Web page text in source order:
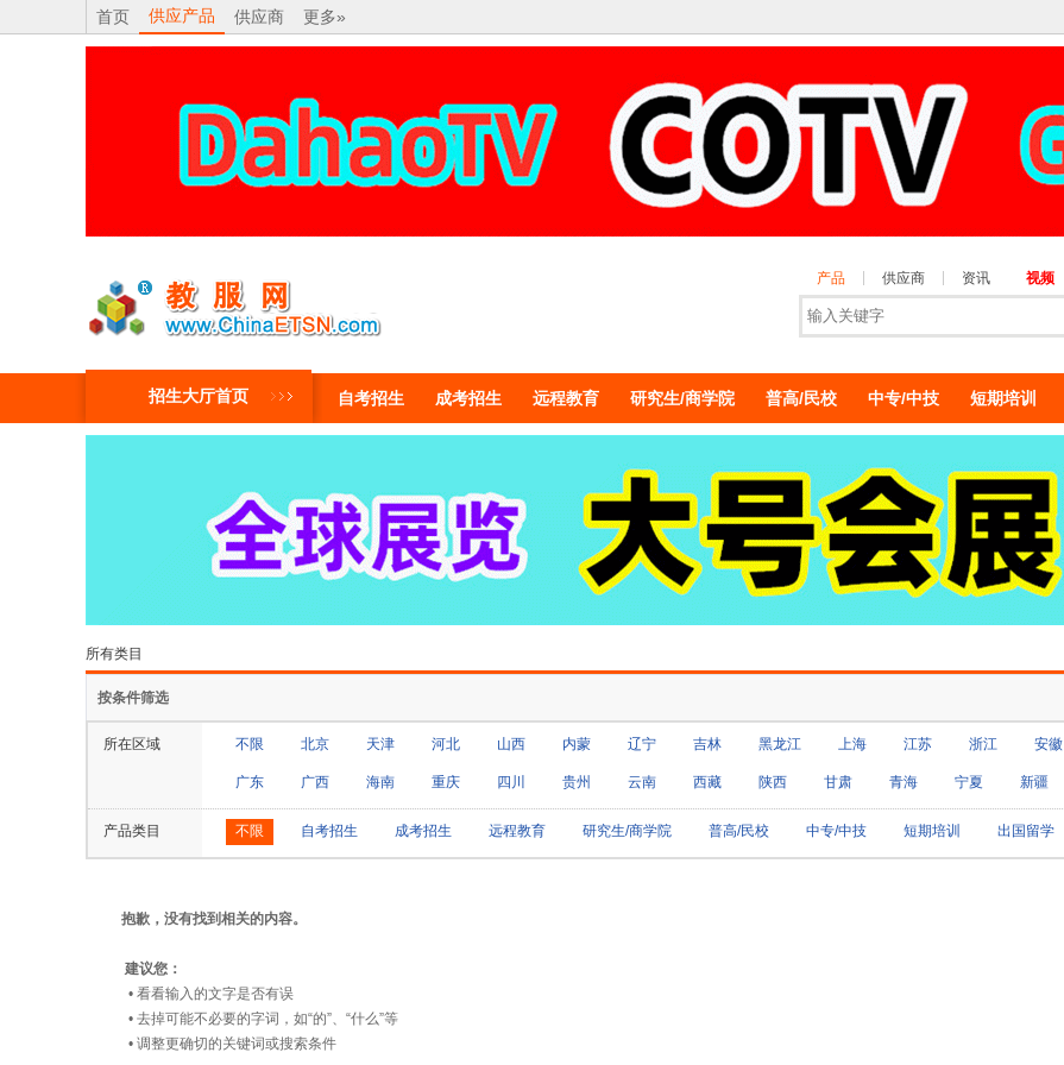
首页 供应产品 供应商 更多»
产品 供应商 资讯 视频
招生大厅首页 自考招生 成考招生 远程教育 研究生/商学院 普高/民校 中专/中技 短期培训
所有类目
按条件筛选
所在区域 不限 北京 天津 河北 山西 内蒙 辽宁 吉林 黑龙江 上海 江苏 浙江 安徽
广东 广西 海南 重庆 四川 贵州 云南 西藏 陕西 甘肃 青海 宁夏 新疆
产品类目 不限 自考招生 成考招生 远程教育 研究生/商学院 普高/民校 中专/中技 短期培训 出国留学
抱歉，没有找到相关的内容。
建议您：
• 看看输入的文字是否有误
• 去掉可能不必要的字词，如“的”、“什么”等
• 调整更确切的关键词或搜索条件